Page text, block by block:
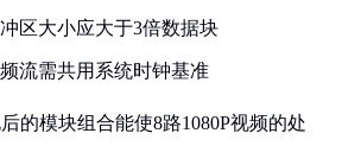
冲区大小应大于3倍数据块
频流需共用系统时钟基准
的模块组合能使8路1080P视频的处